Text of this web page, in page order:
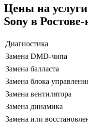
Цены на
Sony в
Диагностика
Замена DMD-чипа
Замена балласта
Замена блока
Замена вентилятора
Замена динамика
Замена или